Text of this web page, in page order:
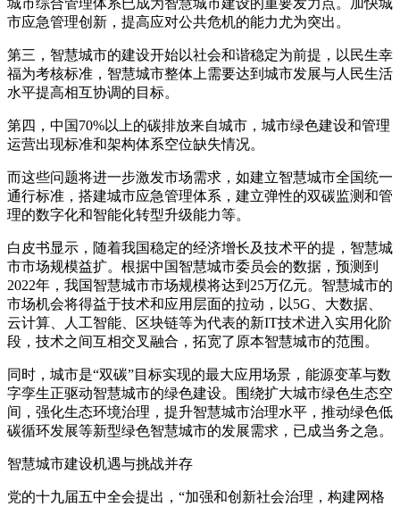
城市综合管理体系已成为智慧城市建设的重要发力点。加快城
市应急管理创新，提高应对公共危机的能力尤为突出。
第三，智慧城市的建设开始以社会和谐稳定为前提，以民生幸
福为考核标准，智慧城市整体上需要达到城市发展与人民生活
水平提高相互协调的目标。
第四，中国70%以上的碳排放来自城市，城市绿色建设和管理
运营出现标准和架构体系空位缺失情况。
而这些问题将进一步激发市场需求，如建立智慧城市全国统一
通行标准，搭建城市应急管理体系，建立弹性的双碳监测和管
理的数字化和智能化转型升级能力等。
白皮书显示，随着我国稳定的经济增长及技术平的提，智慧城
市市场规模益扩。根据中国智慧城市委员会的数据，预测到
2022年，我国智慧城市市场规模将达到25万亿元。智慧城市的
市场机会将得益于技术和应用层面的拉动，以5G、大数据、
云计算、人工智能、区块链等为代表的新IT技术进入实用化阶
段，技术之间互相交叉融合，拓宽了原本智慧城市的范围。
同时，城市是“双碳”目标实现的最大应用场景，能源变革与数
字孪生正驱动智慧城市的绿色建设。围绕扩大城市绿色生态空
间，强化生态环境治理，提升智慧城市治理水平，推动绿色低
碳循环发展等新型绿色智慧城市的发展需求，已成当务之急。
智慧城市建设机遇与挑战并存
党的十九届五中全会提出，“加强和创新社会治理，构建网格